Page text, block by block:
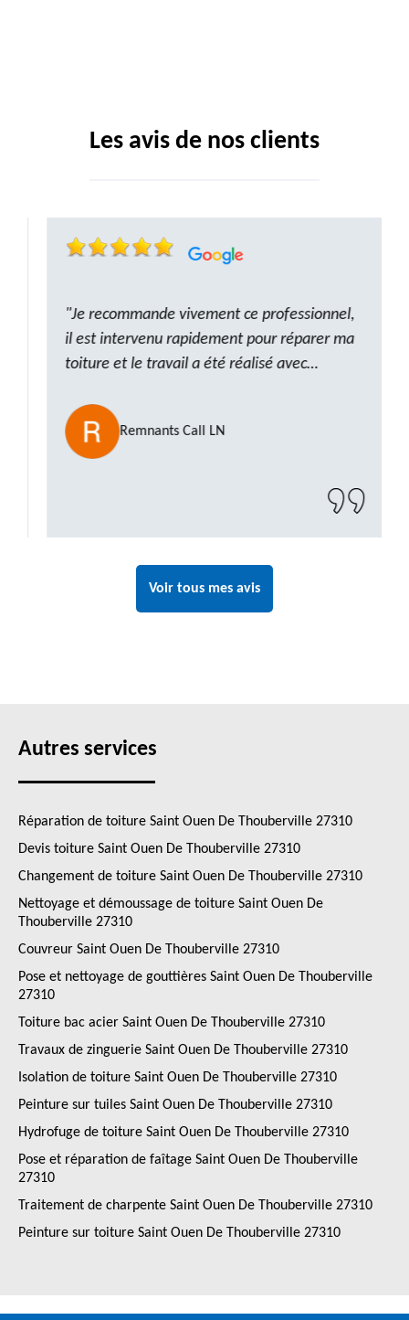
Les avis de nos clients
"Je recommande vivement ce professionnel,
il est intervenu rapidement pour réparer ma
toiture et le travail a été réalisé avec
ponctuel et à l’écoute, le résultat est
impeccable et le chantier a été laissé propre.
Un artisan de confiance que je n’hésiterai pas
Remnants Call LN
Voir tous mes avis
Autres services
Réparation de toiture Saint Ouen De Thouberville 27310
Devis toiture Saint Ouen De Thouberville 27310
Changement de toiture Saint Ouen De Thouberville 27310
Nettoyage et démoussage de toiture Saint Ouen De
Thouberville 27310
Couvreur Saint Ouen De Thouberville 27310
Pose et nettoyage de gouttières Saint Ouen De Thouberville
27310
Toiture bac acier Saint Ouen De Thouberville 27310
Travaux de zinguerie Saint Ouen De Thouberville 27310
Isolation de toiture Saint Ouen De Thouberville 27310
Peinture sur tuiles Saint Ouen De Thouberville 27310
Hydrofuge de toiture Saint Ouen De Thouberville 27310
Pose et réparation de faîtage Saint Ouen De Thouberville
27310
Traitement de charpente Saint Ouen De Thouberville 27310
Peinture sur toiture Saint Ouen De Thouberville 27310